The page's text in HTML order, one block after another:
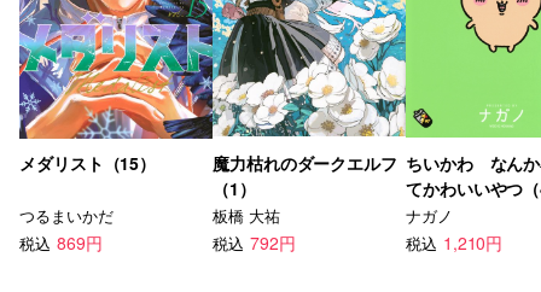
メダリスト（15）
つるまいかだ
税込 869円
魔力枯れのダークエルフ
（1）
板橋 大祐
税込 792円
ちいかわ なん
てかわいいやつ
ナガノ
税込 1,210円